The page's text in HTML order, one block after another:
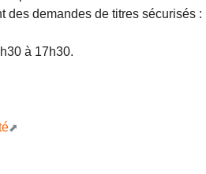
des demandes de titres sécurisés :
à 17h30.